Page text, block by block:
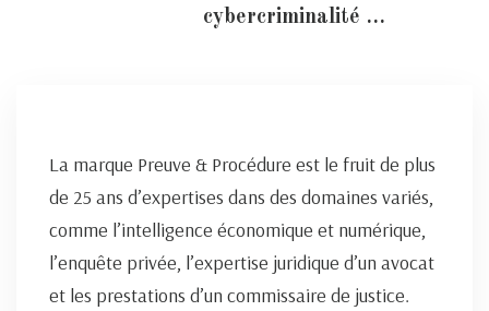
cybercriminalité …
La marque Preuve & Procédure est le fruit de plus
de 25 ans d’expertises dans des domaines variés,
comme l’intelligence économique et numérique,
l’enquête privée, l’expertise juridique d’un avocat
et les prestations d’un commissaire de justice.